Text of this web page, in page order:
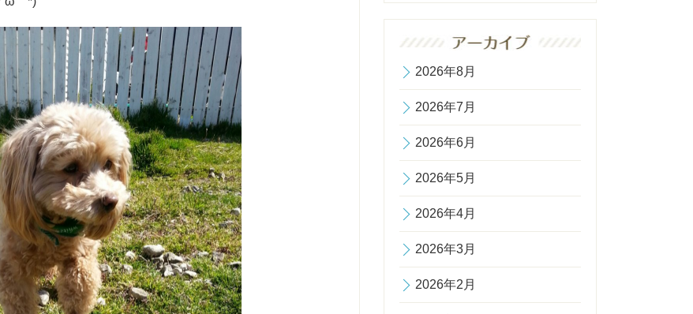
2026年8月
2026年7月
2026年6月
2026年5月
2026年4月
2026年3月
2026年2月